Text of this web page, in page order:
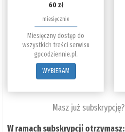
60 zł
miesięcznie
Miesięczny dostęp do
wszystkich treści serwisu
gpcodziennie.pl.
WYBIERAM
Masz już subskrypcję?
W ramach subskrypcji otrzymasz: